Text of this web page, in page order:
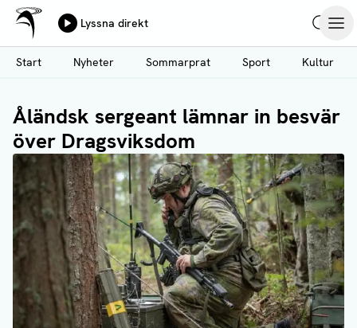
Hoppa
till
huvudinnehåll
Ålands Radio & TV
Lyssna direkt
Start
Nyheter Sommarprat Sport Kultur
Åländsk sergeant lämnar in besvär
över Dragsviksdom